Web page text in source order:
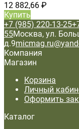
12 882,66 ₽
Купить
+7 (985) 220-13-25
55Москва, ул.
д.9
Компания
Магазин
Корзина
Личный
Оформить
Каталог